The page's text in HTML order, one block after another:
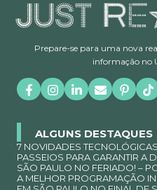
Prepare-se para uma nova
informação no
ALGUNS DESTAQUES
7 NOVIDADES
PASSEIOS PARA GARANTIR A
SÃO PAULO NO FERIADO! –
A MELHOR PROGRAMAÇÃO